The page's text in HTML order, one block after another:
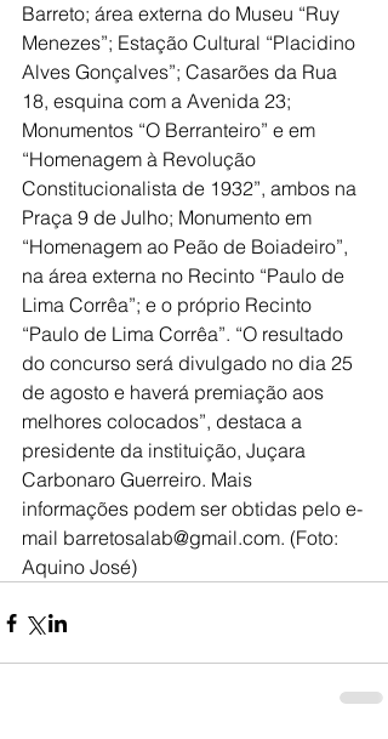
Barreto; área externa do Museu “Ruy
Menezes”; Estação Cultural “Placidino
Alves Gonçalves”; Casarões da Rua
18, esquina com a Avenida 23;
Monumentos “O Berranteiro” e em
“Homenagem à Revolução
Constitucionalista de 1932”, ambos na
Praça 9 de Julho; Monumento em
“Homenagem ao Peão de Boiadeiro”,
na área externa no Recinto “Paulo de
Lima Corrêa”; e o próprio Recinto
“Paulo de Lima Corrêa”. “O resultado
do concurso será divulgado no dia 25
de agosto e haverá premiação aos
melhores colocados”, destaca a
presidente da instituição, Juçara
Carbonaro Guerreiro. Mais
informações podem ser obtidas pelo e-
mail barretosalab@gmail.com. (Foto:
Aquino José)